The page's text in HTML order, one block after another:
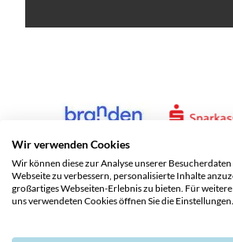
Wir verwenden Cookies
Wir können diese zur Analyse unserer
Webseite zu verbessern, personalisierte Inhalte
großartiges Webseiten-Erlebnis zu bieten. Für
uns verwendeten Cookies öffnen Sie die Einstellungen.